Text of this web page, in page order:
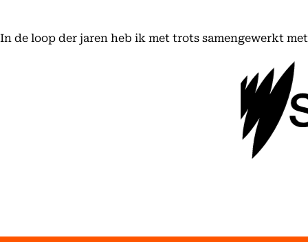
In de loop der jaren heb ik met trots samengewerkt